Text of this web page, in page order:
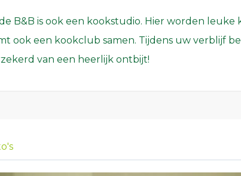
B&B is ook een kookstudio. Hier worden
ook een kookclub samen. Tijdens uw verblijf
van een heerlijk ontbijt!